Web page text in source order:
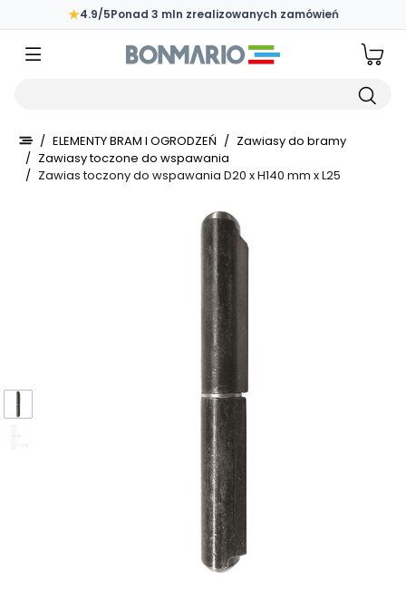
Przejdź do głównej zawartości strony
★4.9/5Ponad 3 mln zrealizowanych zamówień
/ ELEMENTY BRAM I OGRODZEŃ / Zawiasy do bramy
/ Zawiasy toczone do wspawania
/ Zawias toczony do wspawania D20 x H140 mm x L25